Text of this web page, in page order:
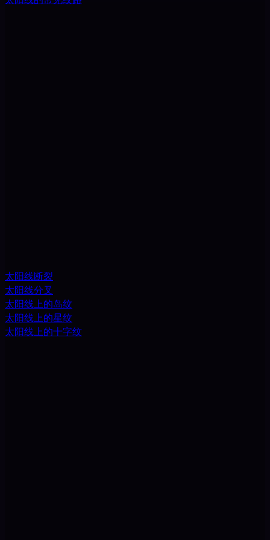
太阳线断裂
太阳线分叉
太阳线上的岛纹
太阳线上的星纹
太阳线上的十字纹